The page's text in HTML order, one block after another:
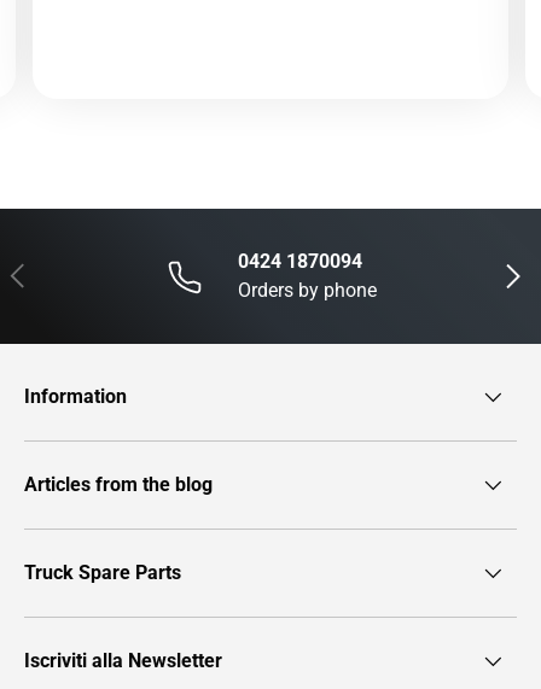
Previous Next
0424 1870094
Orders by phone
Information
Articles from the blog
Truck Spare Parts
Iscriviti alla Newsletter